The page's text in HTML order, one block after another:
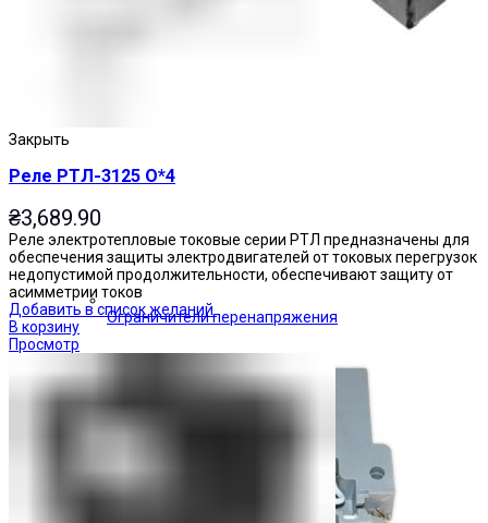
Ограничители перенапряжения
Закрыть
Реле РТЛ-3125 О*4
₴3,689.90
Реле электротепловые токовые серии РТЛ предназначены для
обеспечения защиты электродвигателей от токовых перегрузок
недопустимой продолжительности, обеспечивают защиту от
асимметрии токов
Добавить в список желаний
В корзину
Просмотр